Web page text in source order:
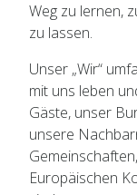
Weg zu lernen,
zu lassen.
Unser „Wir“
mit uns leben
Gäste, unser
unsere
Europäischen